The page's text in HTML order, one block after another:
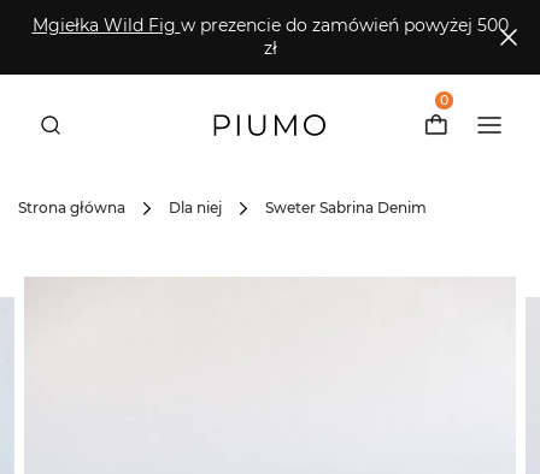
Mgiełka Wild Fig w prezencie do zamówień powyżej 500
zł
0
Strona główna Dla niej Sweter Sabrina Denim